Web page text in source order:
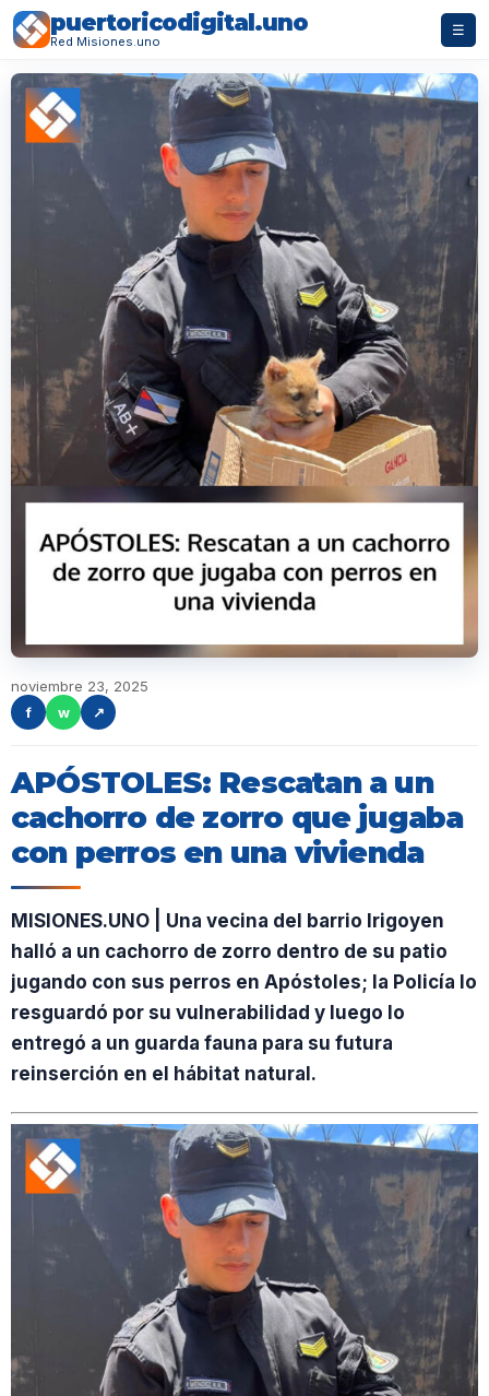
puertoricodigital.uno
Red Misiones.uno
☰
noviembre 23, 2025
f
w ↗
APÓSTOLES: Rescatan a un
cachorro de zorro que jugaba
con perros en una vivienda
MISIONES.UNO | Una vecina del barrio Irigoyen
halló a un cachorro de zorro dentro de su patio
jugando con sus perros en Apóstoles; la Policía lo
resguardó por su vulnerabilidad y luego lo
entregó a un guarda fauna para su futura
reinserción en el hábitat natural.